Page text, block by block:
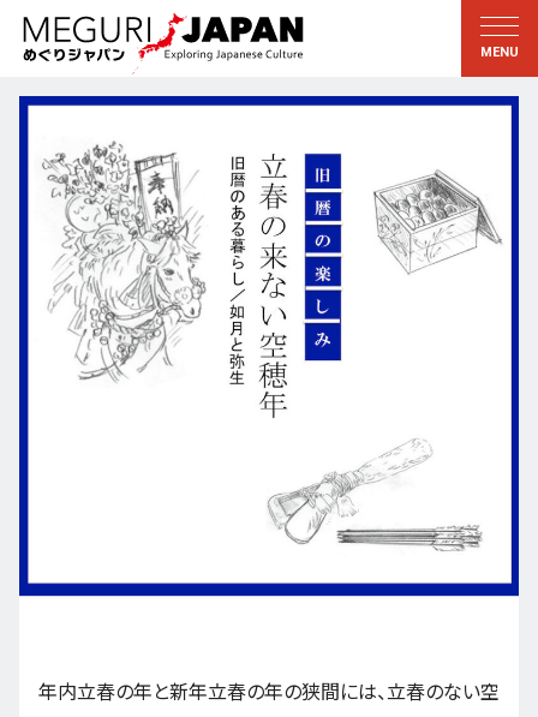
地域をめぐる
関東
江戸・東京
甲信越
文化をめぐる
習う
伝承
芸術・芸能
もの作り
自然
暦と暮らし
小野里茶の湯クラブ
EN ZH KO ES
年内立春の年と新年立春の年の狭間には、立春のない空